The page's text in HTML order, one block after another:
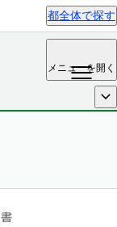
都全体で探す
メニューを開く
開く